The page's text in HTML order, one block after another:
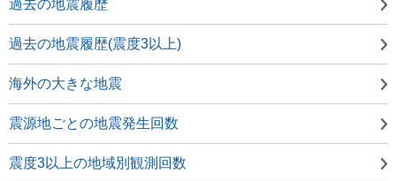
過去の地震履歴
過去の地震履歴(震度3以上)
海外の大きな地震
震源地ごとの地震発生回数
震度3以上の地域別観測回数